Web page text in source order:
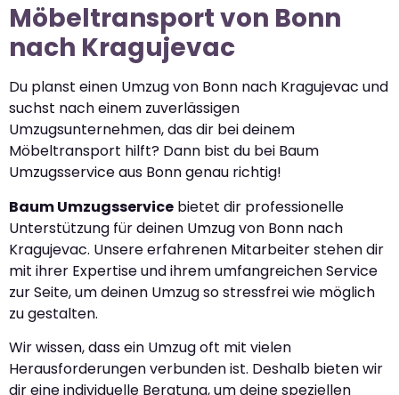
Möbeltransport von Bonn
nach Kragujevac
Du planst einen Umzug von Bonn nach Kragujevac und
suchst nach einem zuverlässigen
Umzugsunternehmen, das dir bei deinem
Möbeltransport hilft? Dann bist du bei Baum
Umzugsservice aus Bonn genau richtig!
Baum Umzugsservice bietet dir professionelle
Unterstützung für deinen Umzug von Bonn nach
Kragujevac. Unsere erfahrenen Mitarbeiter stehen dir
mit ihrer Expertise und ihrem umfangreichen Service
zur Seite, um deinen Umzug so stressfrei wie möglich
zu gestalten.
Wir wissen, dass ein Umzug oft mit vielen
Herausforderungen verbunden ist. Deshalb bieten wir
dir eine individuelle Beratung, um deine speziellen